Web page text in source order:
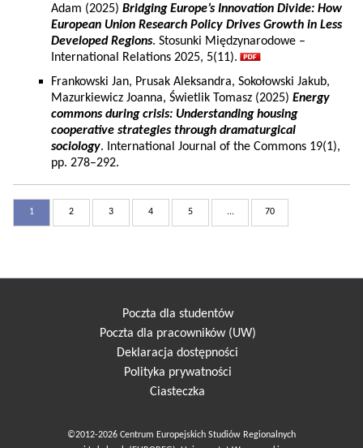
Adam (2025) Bridging Europe’s Innovation Divide: How
European Union Research Policy Drives Growth in Less
Developed Regions. Stosunki Międzynarodowe –
International Relations 2025, 5(11).
Frankowski Jan, Prusak Aleksandra, Sokołowski Jakub,
Mazurkiewicz Joanna, Świetlik Tomasz (2025) Energy
commons during crisis: Understanding housing
cooperative strategies through dramaturgical
sociology. International Journal of the Commons 19(1),
pp. 278–292.
1 2 3 4 5 ... 70
Poczta dla studentów
Poczta dla pracowników (UW)
Deklaracja dostępności
Polityka prywatności
Ciasteczka
©2012-2026 Centrum Europejskich Studiów Regionalnych